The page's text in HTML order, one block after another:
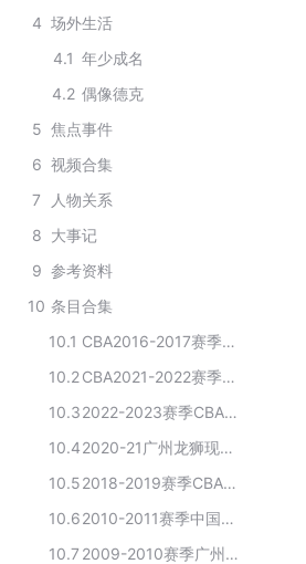
4 场外生活
4.1 年少成名
4.2 偶像德克
5 焦点事件
6 视频合集
7
人物关系
8 大事记
9 参考资料
10 条目合集
10.1
CBA2016-2017赛季广州龙狮俱乐部球员阵容
10.2
CBA2021-2022赛季广州龙狮俱乐部球员阵容
10.3
2022-2023赛季CBA广州龙狮俱乐部球员名单
10.4
2020-21广州龙狮现役球员
10.5
2018-2019赛季CBA广州龙狮俱乐部球员名单
10.6
2010-2011赛季中国男子篮球职业联赛广州龙狮俱乐部球员名单
10.7
2009-2010赛季广州龙狮俱乐部球员名单